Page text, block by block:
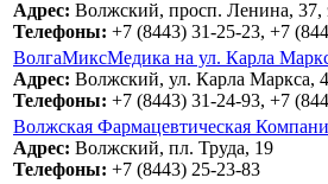
Адрес: Волжский, просп. Ленина, 37,
Телефоны: +7 (8443) 31-25-23, +7
ВолгаМиксМедика на ул. Карла
Адрес: Волжский, ул. Карла Маркса,
Телефоны: +7 (8443) 31-24-93, +7
Волжская Фармацевтическая
Адрес: Волжский, пл. Труда, 19
Телефоны: +7 (8443) 25-23-83